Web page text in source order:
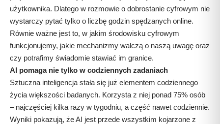
użytkownika. Dlatego w rozmowie o dobrostanie cyfrowym nie
wystarczy pytać tylko o liczbę godzin spędzanych online.
Równie ważne jest to, w jakim środowisku cyfrowym
funkcjonujemy, jakie mechanizmy walczą o naszą uwagę oraz
czy potrafimy świadomie stawiać im granice.
AI pomaga nie tylko w codziennych zadaniach
Sztuczna inteligencja stała się już elementem codziennego
życia większości badanych. Korzysta z niej ponad 75% osób
– najczęściej kilka razy w tygodniu, a część nawet codziennie.
Wyniki pokazują, że AI jest przede wszystkim kojarzone z